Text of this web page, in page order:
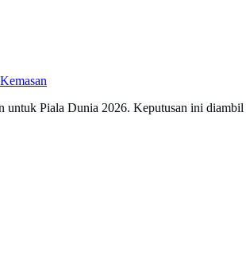
Piala Dunia 2026. Keputusan ini